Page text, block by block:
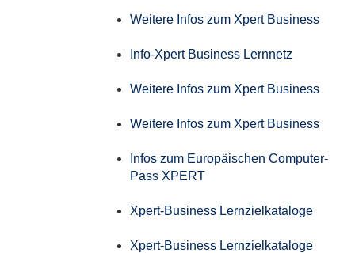
Weitere Infos zum Xpert Business
Info-Xpert Business Lernnetz
Weitere Infos zum Xpert Business
Weitere Infos zum Xpert Business
Infos zum Europäischen Computer-
Pass XPERT
Xpert-Business Lernzielkataloge
Xpert-Business Lernzielkataloge